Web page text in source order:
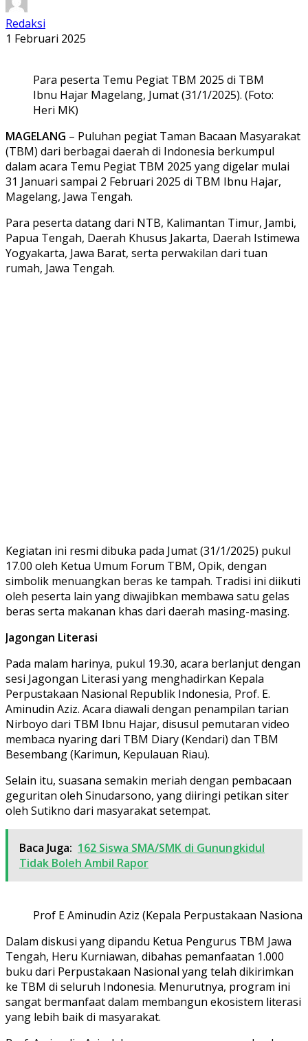
Redaksi
1 Februari 2025
Para peserta Temu Pegiat TBM 2025 di TBM
Ibnu Hajar Magelang, Jumat (31/1/2025). (Foto:
Heri MK)
MAGELANG – Puluhan pegiat Taman Bacaan Masyarakat
(TBM) dari berbagai daerah di Indonesia berkumpul
dalam acara Temu Pegiat TBM 2025 yang digelar mulai
31 Januari sampai 2 Februari 2025 di TBM Ibnu Hajar,
Magelang, Jawa Tengah.
Para peserta datang dari NTB, Kalimantan Timur, Jambi,
Papua Tengah, Daerah Khusus Jakarta, Daerah Istimewa
Yogyakarta, Jawa Barat, serta perwakilan dari tuan
rumah, Jawa Tengah.
Kegiatan ini resmi dibuka pada Jumat (31/1/2025) pukul
17.00 oleh Ketua Umum Forum TBM, Opik, dengan
simbolik menuangkan beras ke tampah. Tradisi ini diikuti
oleh peserta lain yang diwajibkan membawa satu gelas
beras serta makanan khas dari daerah masing-masing.
Jagongan Literasi
Pada malam harinya, pukul 19.30, acara berlanjut dengan
sesi Jagongan Literasi yang menghadirkan Kepala
Perpustakaan Nasional Republik Indonesia, Prof. E.
Aminudin Aziz. Acara diawali dengan penampilan tarian
Nirboyo dari TBM Ibnu Hajar, disusul pemutaran video
membaca nyaring dari TBM Diary (Kendari) dan TBM
Besembang (Karimun, Kepulauan Riau).
Selain itu, suasana semakin meriah dengan pembacaan
geguritan oleh Sinudarsono, yang diiringi petikan siter
oleh Sutikno dari masyarakat setempat.
Baca Juga: 162 Siswa SMA/SMK di Gunungkidul
Tidak Boleh Ambil Rapor
Prof E Aminudin Aziz (Kepala Perpustakaan
Dalam diskusi yang dipandu Ketua Pengurus TBM Jawa
Tengah, Heru Kurniawan, dibahas pemanfaatan 1.000
buku dari Perpustakaan Nasional yang telah dikirimkan
ke TBM di seluruh Indonesia. Menurutnya, program ini
sangat bermanfaat dalam membangun ekosistem literasi
yang lebih baik di masyarakat.